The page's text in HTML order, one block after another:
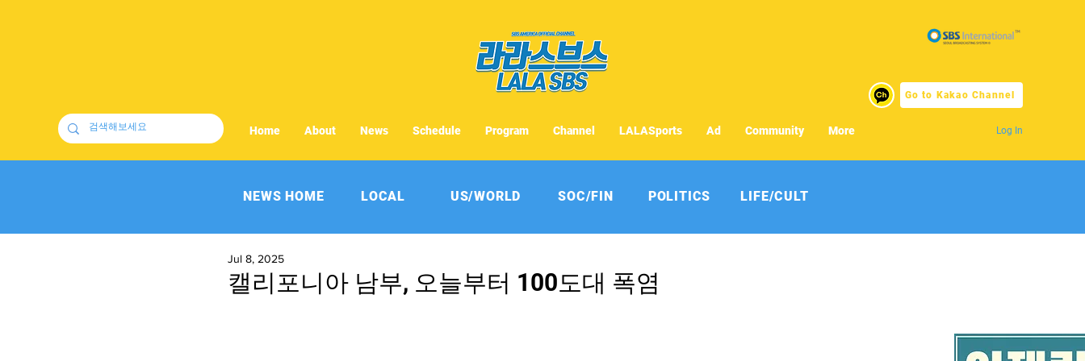
Go to Kakao Channel
Log In
Home About News Schedule Program Channel LALASports Ad Community More
NEWS HOME LOCAL US/WORLD SOC/FIN POLITICS LIFE/CULT
캘리포니아 남부, 오늘부터 100도대 폭염
Jul 8, 2025